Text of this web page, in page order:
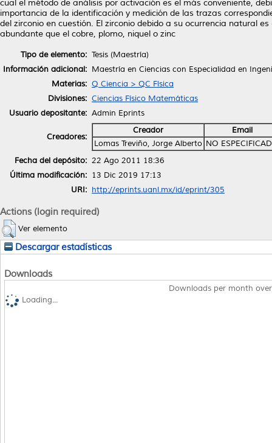
cual el método de análisis por activación es el más conveniente,
importancia de la identificación y medición de las trazas
del zirconio en cuestión. El zirconio debido a su ocurrencia natural
abundante que el cobre, plomo, niquel o zinc
Tipo de elemento: Tesis (Maestría)
Información adicional: Maestría en Ciencias con Especialidad en
Materias: Q Ciencia > QC Física
Divisiones: Ciencias Físico Matemáticas
Usuario depositante: Admin Eprints
Creadores:
Creador
Email
Lomas Treviño, Jorge Alberto NO
Fecha del depósito: 22 Ago 2011 18:36
Última modificación: 13 Dic 2019 17:13
URI: http://eprints.uanl.mx/id/eprint/305
Actions (login required)
Ver elemento
Descargar estadísticas
Downloads
Downloads per month
Loading...